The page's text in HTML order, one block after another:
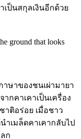
เป็นสกุลเงินอีกด้วย
าษาของชนเผ่ามายา
กคาเคาเป็นเครื่อง
ติอร่อย เมื่อชาว
ำเมล็ดคาเคากลับไป
ก